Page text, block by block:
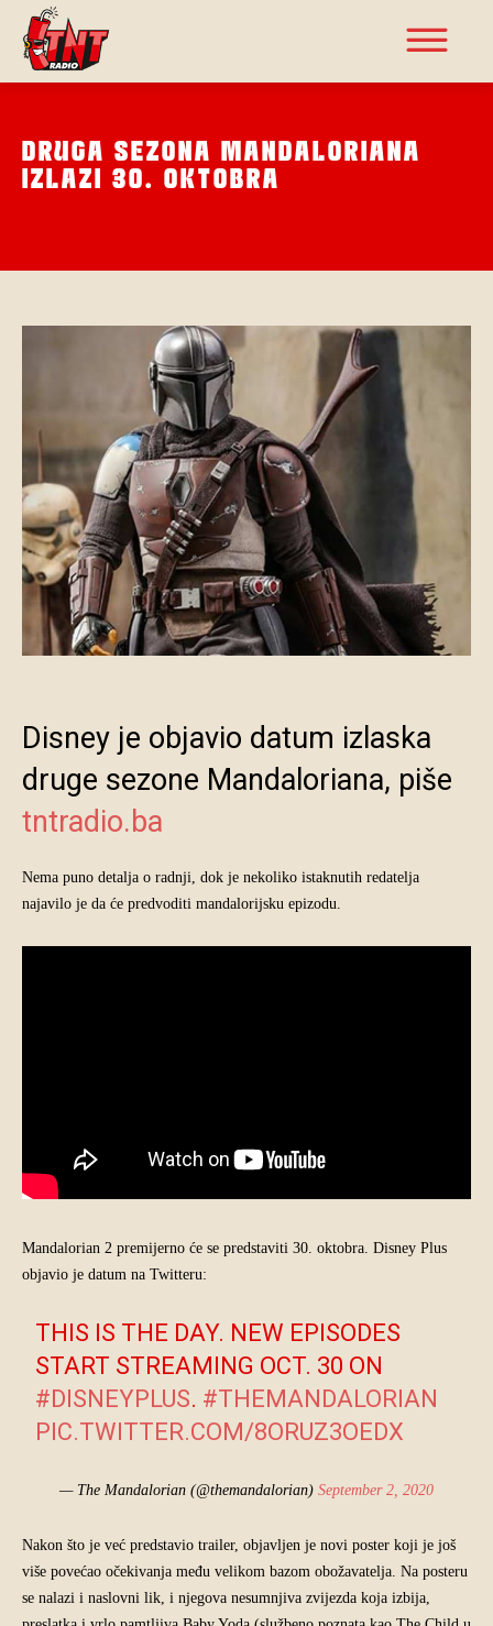
DRUGA SEZONA MANDALORIANA
IZLAZI 30. OKTOBRA
Disney je objavio datum izlaska
druge sezone Mandaloriana, piše
tntradio.ba
Nema puno detalja o radnji, dok je nekoliko istaknutih redatelja
najavilo je da će predvoditi mandalorijsku epizodu.
Mandalorian 2 premijerno će se predstaviti 30. oktobra. Disney Plus
objavio je datum na Twitteru:
THIS IS THE DAY. NEW EPISODES
START STREAMING OCT. 30 ON
#DISNEYPLUS. #THEMANDALORIAN
PIC.TWITTER.COM/8ORUZ3OEDX
— The Mandalorian (@themandalorian) September 2, 2020
Nakon što je već predstavio trailer, objavljen je novi poster koji je još
više povećao očekivanja među velikom bazom obožavatelja. Na posteru
se nalazi i naslovni lik, i njegova nesumnjiva zvijezda koja izbija,